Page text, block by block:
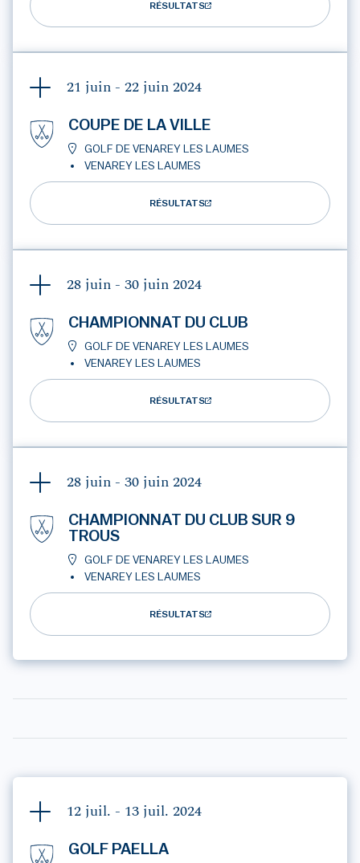
RÉSULTATS
21 juin - 22 juin 2024
COUPE DE LA VILLE
GOLF DE VENAREY LES LAUMES
VENAREY LES LAUMES
RÉSULTATS
28 juin - 30 juin 2024
CHAMPIONNAT DU CLUB
GOLF DE VENAREY LES LAUMES
VENAREY LES LAUMES
RÉSULTATS
28 juin - 30 juin 2024
CHAMPIONNAT DU CLUB SUR 9
TROUS
GOLF DE VENAREY LES LAUMES
VENAREY LES LAUMES
RÉSULTATS
12 juil. - 13 juil. 2024
GOLF PAELLA